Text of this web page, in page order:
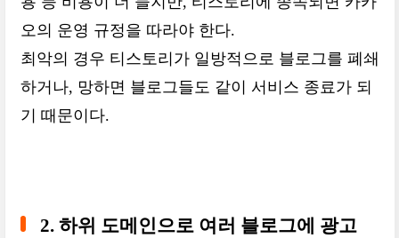
오의 운영 규정을 따라야 한다.
최악의 경우 티스토리가 일방적으로 블로그를 폐쇄
하거나, 망하면 블로그들도 같이 서비스 종료가 되
기 때문이다.
2. 하위 도메인으로 여러 블로그에 광고